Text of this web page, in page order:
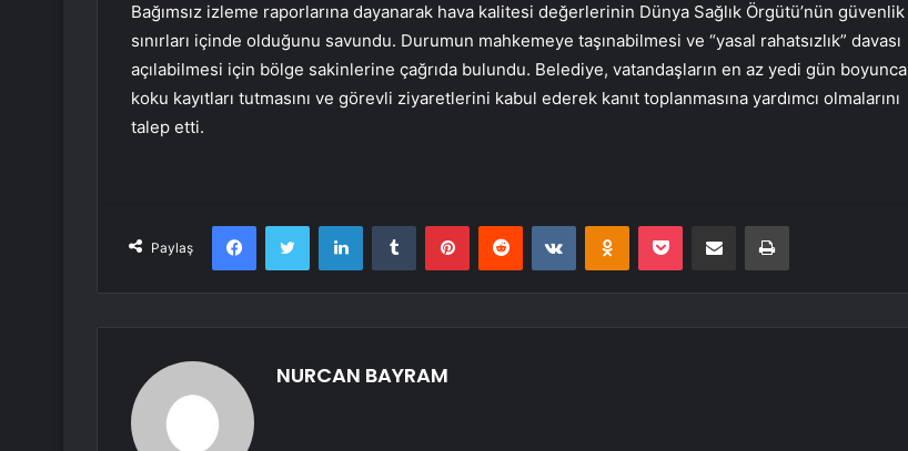
Bağımsız izleme raporlarına dayanarak hava kalitesi değerlerinin Dünya Sağlık Örgütü’nün güvenlik
sınırları içinde olduğunu savundu. Durumun mahkemeye taşınabilmesi ve “yasal rahatsızlık” davası
açılabilmesi için bölge sakinlerine çağrıda bulundu. Belediye, vatandaşların en az yedi gün boyunca
koku kayıtları tutmasını ve görevli ziyaretlerini kabul ederek kanıt toplanmasına yardımcı olmalarını
talep etti.
Paylaş
FacebookTwitter LinkedInTumblr PinterestReddit VKontakteOdnoklassniki
Pocket E-Posta ile paylaş Yazdır
NURCAN BAYRAM